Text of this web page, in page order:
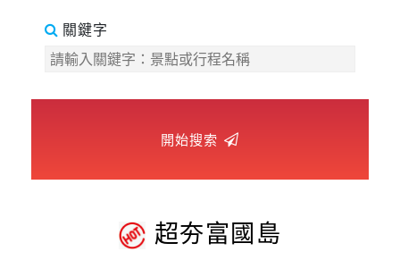
歐洲之旅
關鍵字
開始搜索
超夯富國島